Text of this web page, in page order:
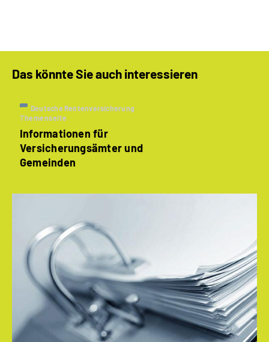
Das könnte Sie auch interessieren
Deutsche Rentenversicherung
Themenseite
Informationen für
Versicherungsämter und
Gemeinden